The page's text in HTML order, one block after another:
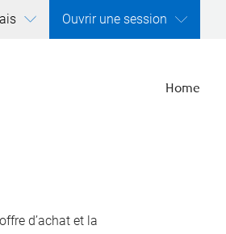
Ouvrir une session
Home
d’achat et la